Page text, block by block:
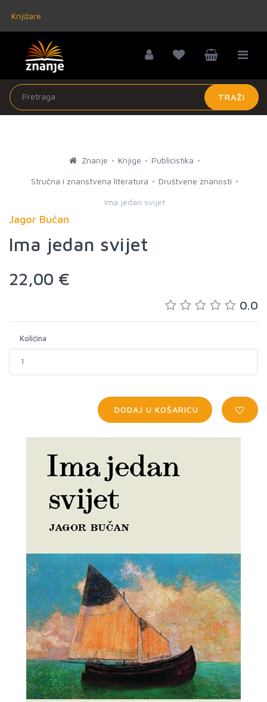
Knjižare
TRAŽI
Znanje Knjige Publicistika
Stručna i znanstvena literatura Društvene znanosti
Ima jedan svijet
Jagor Bučan
Ima jedan svijet
22,00 €
0.0
Količina
DODAJ U KOŠARICU